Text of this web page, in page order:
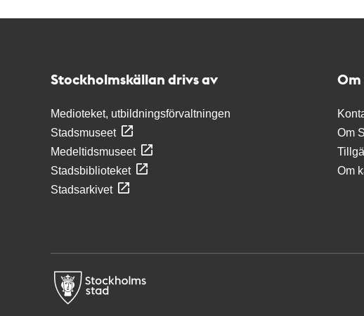
Stockholmskällan drivs av
Medioteket, utbildningsförvaltningen
Stadsmuseet
Medeltidsmuseet
Stadsbiblioteket
Stadsarkivet
Om
Om